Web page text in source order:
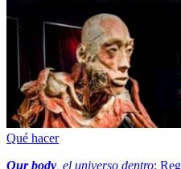
Qué hacer
Our body , el universo dentro: